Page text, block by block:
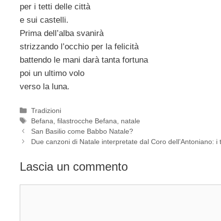
per i tetti delle città
e sui castelli.
Prima dell’alba svanirà
strizzando l’occhio per la felicità
battendo le mani darà tanta fortuna
poi un ultimo volo
verso la luna.
Categorie
Tradizioni
Tag
Befana ,filastrocche Befana
natale
San Basilio come Babbo Natale?
Due canzoni di Natale interpretate dal Coro dell’Antoniano: i
Lascia un commento